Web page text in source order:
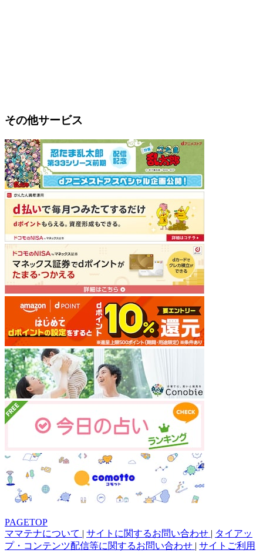
その他サービス
PAGETOP
ママテナについて | サイトに関するお問い合わせ | タイアッ
プ・コンテンツ配信等に関するお問い合わせ | サイトご利用